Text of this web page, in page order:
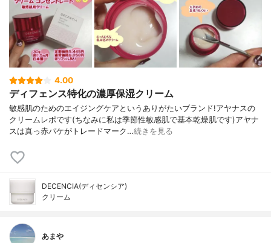
4.00
ディフェンス特化の濃厚保湿クリーム
敏感肌のためのエイジングケアというありがたいブランド!アヤナスの
クリームレポです(ちなみに私は季節性敏感肌で基本乾燥肌です)アヤナ
スは真っ赤パケがトレードマーク…続きを見る
DECENCIA(ディセンシア)
クリーム
あまや